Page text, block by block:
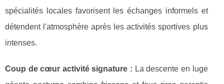
spécialités locales favorisent les échanges informels et
détendent l'atmosphère après les activités sportives plus
intenses.
Coup de cœur activité signature : La descente en luge